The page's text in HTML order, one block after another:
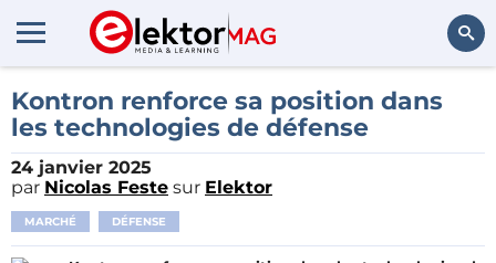
Rechercher
Kontron renforce sa position dans
les technologies de défense
24 janvier 2025
par Nicolas Feste sur Elektor
MARCHÉ DÉFENSE